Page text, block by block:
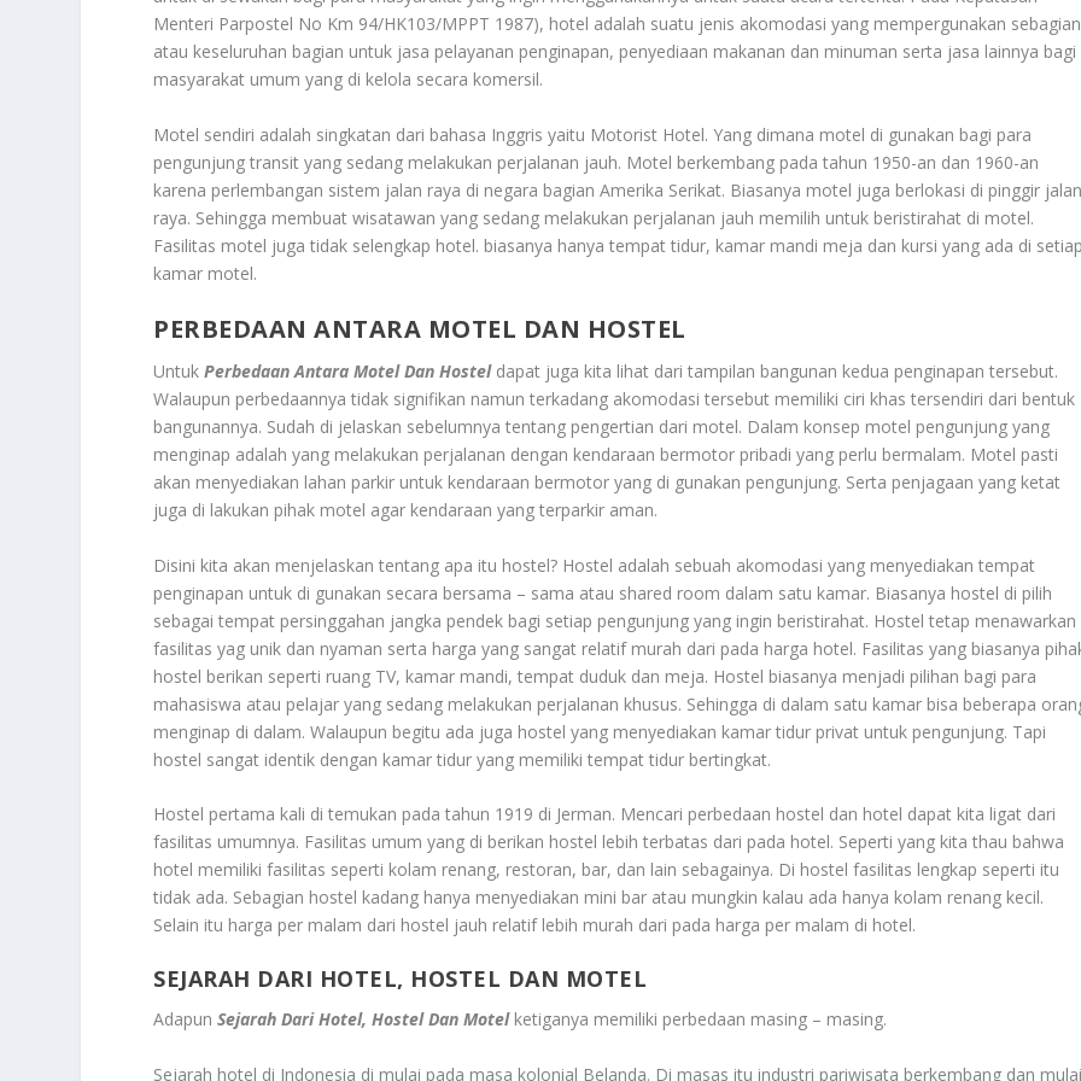
Menteri Parpostel No Km 94/HK103/MPPT 1987), hotel adalah suatu jenis akomodasi yang mempergunakan sebagian
atau keseluruhan bagian untuk jasa pelayanan penginapan, penyediaan makanan dan minuman serta jasa lainnya bagi
masyarakat umum yang di kelola secara komersil.
Motel sendiri adalah singkatan dari bahasa Inggris yaitu Motorist Hotel. Yang dimana motel di gunakan bagi para
pengunjung transit yang sedang melakukan perjalanan jauh. Motel berkembang pada tahun 1950-an dan 1960-an
karena perlembangan sistem jalan raya di negara bagian Amerika Serikat. Biasanya motel juga berlokasi di pinggir jalan
raya. Sehingga membuat wisatawan yang sedang melakukan perjalanan jauh memilih untuk beristirahat di motel.
Fasilitas motel juga tidak selengkap hotel. biasanya hanya tempat tidur, kamar mandi meja dan kursi yang ada di setiap
kamar motel.
PERBEDAAN ANTARA MOTEL DAN HOSTEL
UntukPerbedaan Antara Motel Dan Hostel dapat juga kita lihat dari tampilan bangunan kedua penginapan tersebut.
Walaupun perbedaannya tidak signifikan namun terkadang akomodasi tersebut memiliki ciri khas tersendiri dari bentuk
bangunannya. Sudah di jelaskan sebelumnya tentang pengertian dari motel. Dalam konsep motel pengunjung yang
menginap adalah yang melakukan perjalanan dengan kendaraan bermotor pribadi yang perlu bermalam. Motel pasti
akan menyediakan lahan parkir untuk kendaraan bermotor yang di gunakan pengunjung. Serta penjagaan yang ketat
juga di lakukan pihak motel agar kendaraan yang terparkir aman.
Disini kita akan menjelaskan tentang apa itu hostel? Hostel adalah sebuah akomodasi yang menyediakan tempat
penginapan untuk di gunakan secara bersama – sama atau shared room dalam satu kamar. Biasanya hostel di pilih
sebagai tempat persinggahan jangka pendek bagi setiap pengunjung yang ingin beristirahat. Hostel tetap menawarkan
fasilitas yag unik dan nyaman serta harga yang sangat relatif murah dari pada harga hotel. Fasilitas yang biasanya
hostel berikan seperti ruang TV, kamar mandi, tempat duduk dan meja. Hostel biasanya menjadi pilihan bagi para
mahasiswa atau pelajar yang sedang melakukan perjalanan khusus. Sehingga di dalam satu kamar bisa beberapa
menginap di dalam. Walaupun begitu ada juga hostel yang menyediakan kamar tidur privat untuk pengunjung. Tapi
hostel sangat identik dengan kamar tidur yang memiliki tempat tidur bertingkat.
Hostel pertama kali di temukan pada tahun 1919 di Jerman. Mencari perbedaan hostel dan hotel dapat kita ligat dari
fasilitas umumnya. Fasilitas umum yang di berikan hostel lebih terbatas dari pada hotel. Seperti yang kita thau bahwa
hotel memiliki fasilitas seperti kolam renang, restoran, bar, dan lain sebagainya. Di hostel fasilitas lengkap seperti itu
tidak ada. Sebagian hostel kadang hanya menyediakan mini bar atau mungkin kalau ada hanya kolam renang kecil.
Selain itu harga per malam dari hostel jauh relatif lebih murah dari pada harga per malam di hotel.
SEJARAH DARI HOTEL, HOSTEL DAN MOTEL
AdapunSejarah Dari Hotel, Hostel Dan Motel ketiganya memiliki perbedaan masing – masing.
Sejarah hotel di Indonesia di mulai pada masa kolonial Belanda. Di masas itu industri pariwisata berkembang dan mulai